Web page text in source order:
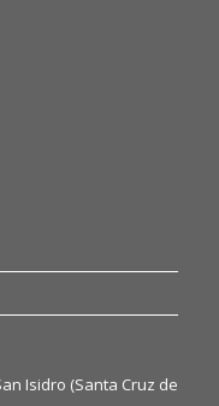
Isidro (Santa Cruz de